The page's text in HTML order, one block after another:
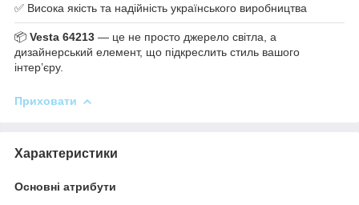
✅ Висока якість та надійність українського виробництва
📦 Vesta 64213 — це не просто джерело світла, а
дизайнерський елемент, що підкреслить стиль вашого
інтер’єру.
Приховати
Характеристики
Основні атрибути